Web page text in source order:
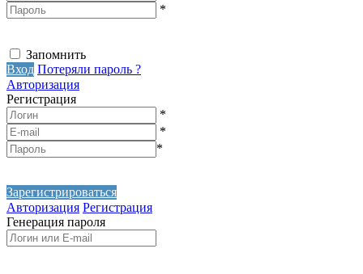
*
Запомнить
Вход Потеряли пароль ?
Авторизация
Регистрация
*
*
*
Зарегистрироваться
Авторизация Регистрация
Генерация пароля